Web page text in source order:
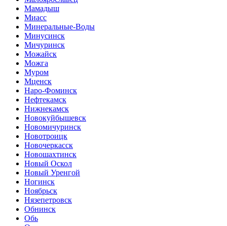
Мамадыш
Миасс
Минеральные-Воды
Минусинск
Мичуринск
Можайск
Можга
Муром
Мценск
Наро-Фоминск
Нефтекамск
Нижнекамск
Новокуйбышевск
Новомичуринск
Новотроицк
Новочеркасск
Новошахтинск
Новый Оскол
Новый Уренгой
Ногинск
Ноябрьск
Нязепетровск
Обнинск
Обь